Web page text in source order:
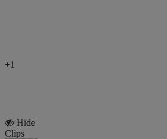
+1
Hide
Clips